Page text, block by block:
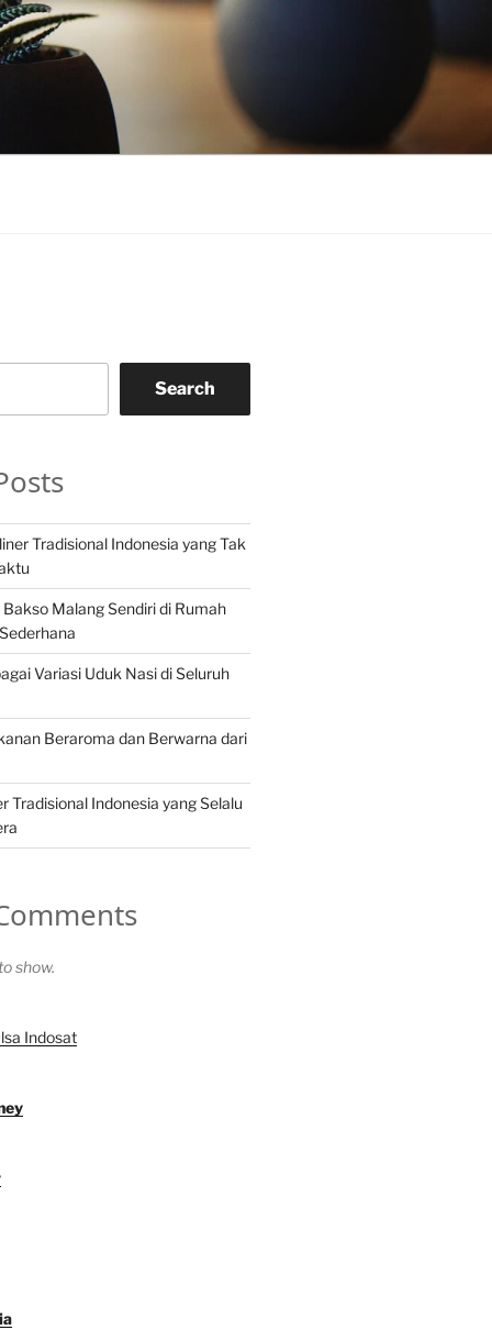
Search
Tradisional Indonesia yang Tak
Malang Sendiri di Rumah
Variasi Uduk Nasi di Seluruh
Beraroma dan Berwarna dari
Tradisional Indonesia yang Selalu
show.
Indosat